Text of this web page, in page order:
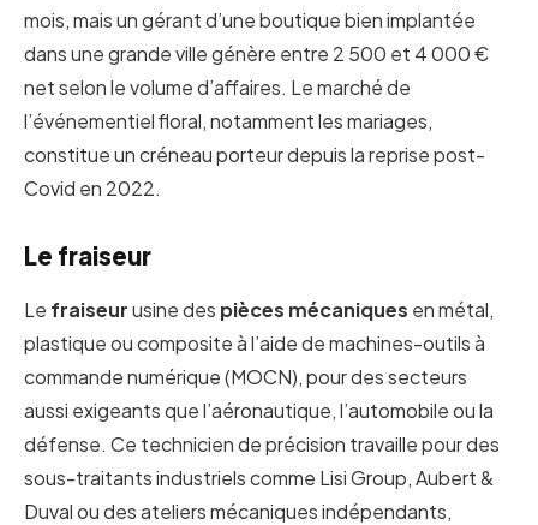
mois, mais un gérant d’une boutique bien implantée
dans une grande ville génère entre 2 500 et 4 000 €
net selon le volume d’affaires. Le marché de
l’événementiel floral, notamment les mariages,
constitue un créneau porteur depuis la reprise post-
Covid en 2022.
Le fraiseur
Le fraiseurusine des pièces mécaniques en métal,
plastique ou composite à l’aide de machines-outils à
commande numérique (MOCN), pour des secteurs
aussi exigeants que l’aéronautique, l’automobile ou la
défense. Ce technicien de précision travaille pour des
sous-traitants industriels comme Lisi Group, Aubert &
Duval ou des ateliers mécaniques indépendants,